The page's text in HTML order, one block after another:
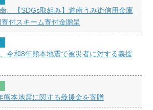
、【SDGs取組み】道南うみ街信用金庫
付スキーム寄付金贈呈
令和8年熊本地震で被災者に対する義援
熊本地震に関する義援金を寄贈